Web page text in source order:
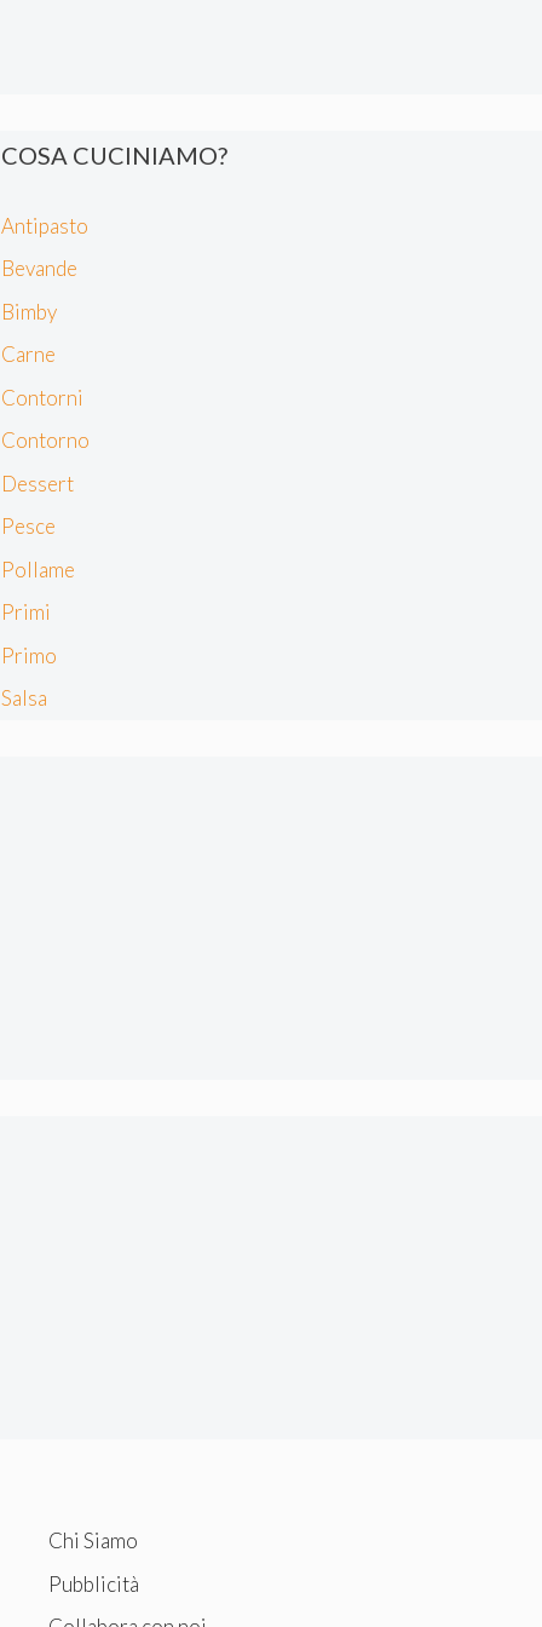
COSA CUCINIAMO?
Antipasto
Bevande
Bimby
Carne
Contorni
Contorno
Dessert
Pesce
Pollame
Primi
Primo
Salsa
Chi Siamo
Pubblicità